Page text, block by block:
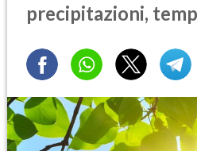
precipitazioni,